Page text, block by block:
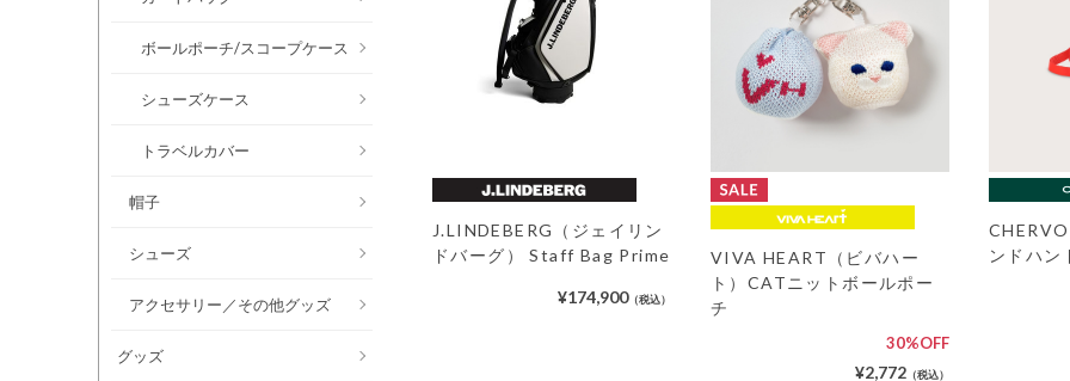
ボールポーチ/スコープケース
シューズケース
トラベルカバー
帽子
シューズ
アクセサリー／その他グッズ
グッズ
J.LINDEBERG（ジェイリン
ドバーグ） Staff Bag Prime
¥174,900（税込）
VIVA HEART（ビバハー
ト）CATニットボールポー
チ
30%OFF
¥2,772 （税込）
ンドハン